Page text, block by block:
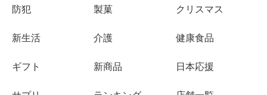
防犯 製菓 クリスマス
新生活 介護 健康食品
ギフト 新商品 日本応援